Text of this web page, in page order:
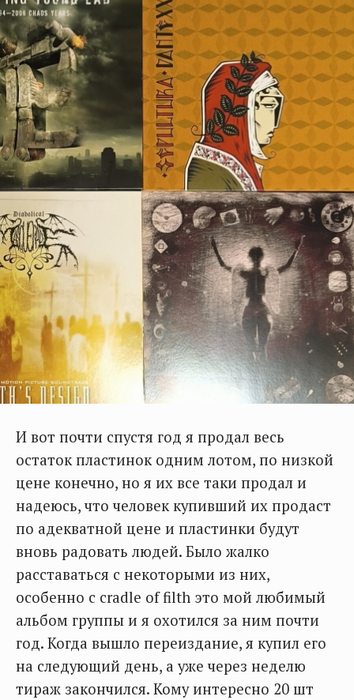
И вот почти спустя год я продал весь
остаток пластинок одним лотом, по низкой
цене конечно, но я их все таки продал и
надеюсь, что человек купивший их продаст
по адекватной цене и пластинки будут
вновь радовать людей. Было жалко
расставаться с некоторыми из них,
особенно с cradle of filth это мой любимый
альбом группы и я охотился за ним почти
год. Когда вышло переиздание, я купил его
на следующий день, а уже через неделю
тираж закончился. Кому интересно 20 шт